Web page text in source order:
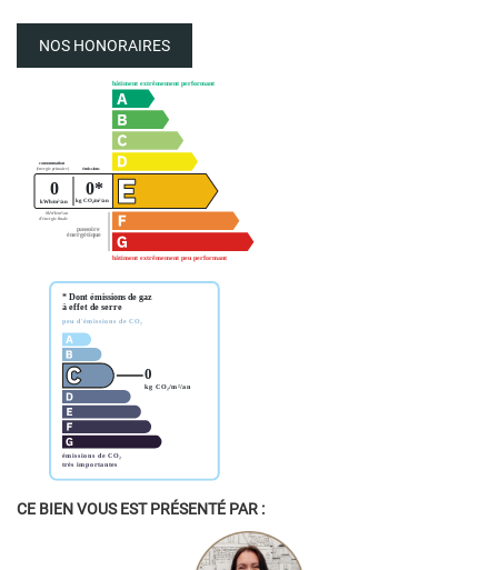
NOS HONORAIRES
CE BIEN VOUS EST PRÉSENTÉ PAR :